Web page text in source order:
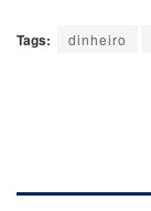
Tags: dinheiro